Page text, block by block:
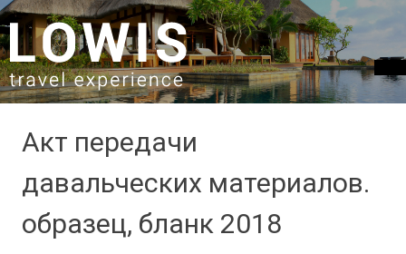
SKIP TO CONTENT
Акт передачи
давальческих материалов.
образец, бланк 2018